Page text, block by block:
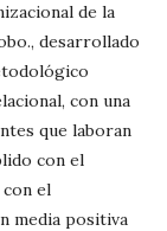
de la
desarrollado
con una
que laboran
con el
el
media positiva